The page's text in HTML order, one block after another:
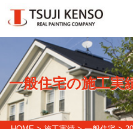
一般住宅の施工実